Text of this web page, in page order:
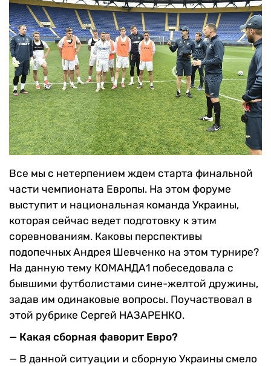
Все мы с нетерпением ждем старта финальной
части чемпионата Европы. На этом форуме
выступит и национальная команда Украины,
которая сейчас ведет подготовку к этим
соревнованиям. Каковы перспективы
подопечных Андрея Шевченко на этом турнире?
На данную тему КОМАНДА1 побеседовала с
бывшими футболистами сине-желтой дружины,
задав им одинаковые вопросы. Поучаствовал в
этой рубрике Сергей НАЗАРЕНКО.
— Какая сборная фаворит Евро?
— В данной ситуации и сборную Украины смело